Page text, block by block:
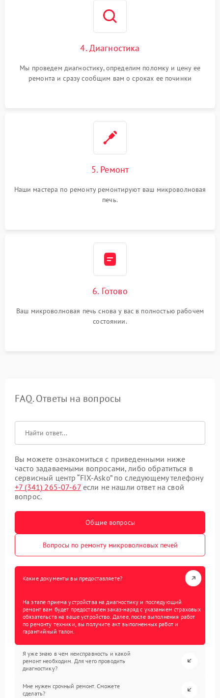
4. Диагностика
Мы проведем диагностику, определим поломку и цену ее
ремонта и сразу сообщим вам о сроках ее починки
5. Ремонт
Наши мастера по ремонту ремонтируют ваш микроволновая
печь.
6. Готово
Ваш микроволновая печь снова у вас в полностью рабочем
состоянии.
FAQ. Ответы на вопросы
Вы можете ознакомиться с приведенными ниже
часто задаваемыми вопросами, либо обратиться в
сервисный центр “FIX-Asko” по следующему телефону
+7 (341) 265-07-67если не нашли ответ на свой
вопрос.
Общие вопросы
Вопросы по ремонту микроволновых печей
Какие документы вы предоставляете?
На этапе приема устройства на диагностику и последующий
ремонт вам будет предоставлен заказ-наряд с указанием страховых
обязательств на ваше устройство. Далее, после выполнения работ
по ремонту техники, вы получите акт выполненных работ и
гарантийный талон.
Я уже знаю в чем неисправность и какой
ремонт необходим. Для чего проводить
диагностику?
Мне нужен срочный ремонт. Сможете
сделать?